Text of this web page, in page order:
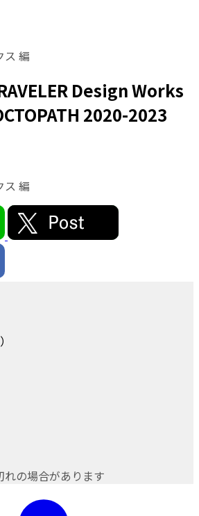
ス 編
Design Works
2020-2023
ス 編
）
の場合があります